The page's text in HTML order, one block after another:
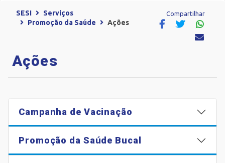
SESI
Serviços
Promoção da Saúde
Ações
Compartilhar
Ações
Campanha de Vacinação
Promoção da Saúde Bucal